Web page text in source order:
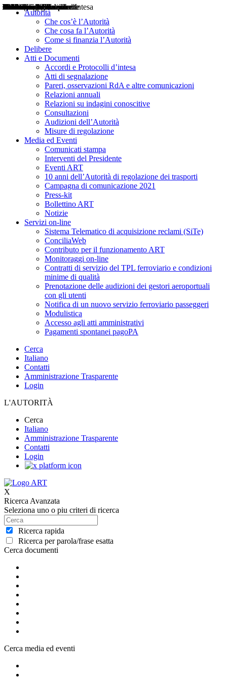
Autorità
Che cos’è l’Autorità
Che cosa fa l’Autorità
Come si finanzia l’Autorità
Delibere
Atti e Documenti
Accordi e Protocolli d’intesa
Atti di segnalazione
Pareri, osservazioni RdA e altre comunicazioni
Relazioni annuali
Relazioni su indagini conoscitive
Consultazioni
Audizioni dell’Autorità
Misure di regolazione
Media ed Eventi
Comunicati stampa
Interventi del Presidente
Eventi ART
10 anni dell’Autorità di regolazione dei trasporti
Campagna di comunicazione 2021
Press-kit
Bollettino ART
Notizie
Servizi on-line
Sistema Telematico di acquisizione reclami (SiTe)
ConciliaWeb
Contributo per il funzionamento ART
Monitoraggi on-line
Contratti di servizio del TPL ferroviario e condizioni
minime di qualità
Prenotazione delle audizioni dei gestori aeroportuali
con gli utenti
Notifica di un nuovo servizio ferroviario passeggeri
Modulistica
Accesso agli atti amministrativi
Pagamenti spontanei pagoPA
Cerca
Italiano
Contatti
Amministrazione Trasparente
Login
L'AUTORITÀ
Cerca
Italiano
Amministrazione Trasparente
Contatti
Login
X
Ricerca Avanzata
Seleziona uno o piu criteri di ricerca
Ricerca rapida
Ricerca per parola/frase esatta
Cerca documenti
Delibere
Pareri
Consultazioni
Audizioni
Atti di Segnalazione
Accordi e Protocolli d'Intesa
Relazioni annuali
Misure di regolazione
Cerca media ed eventi
Notizie
Comunicati Stampa
Bollettini ART
Convegni ART
Interviste del Presidente
Articoli in primo piano
Interventi del Presidente
2004
2005
2010
2013
2014
2015
2016
2017
2018
2019
202
2020
2021
2022
2023
2024
2025
2026
Aereo
Marittimo
Terrestre